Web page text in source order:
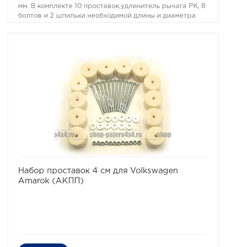
мм. В комплекте 10 проставок,удлинитель рычага РК, 8
болтов и 2 шпильки необходимой длины и диаметра
Набор проставок 4 см для Volkswagen
Amarok (АКПП)